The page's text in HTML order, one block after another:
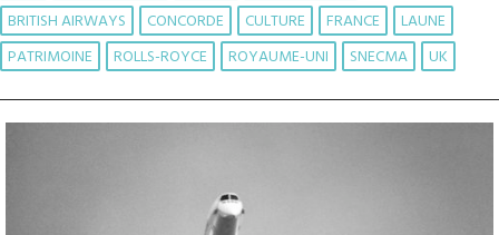
BRITISH AIRWAYS
CONCORDE CULTURE FRANCE
LAUNE
PATRIMOINE
ROLLS-ROYCE ROYAUME-UNI SNECMA UK